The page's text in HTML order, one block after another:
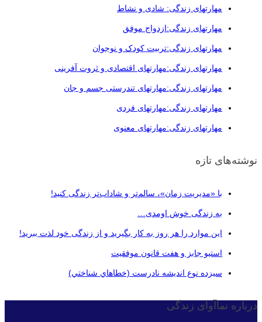
مهارتهای زندگی: شادی و نشاط
مهارتهای زندگی:ازدواج موفق
مهارتهای زندگی:تربیت کودک و نوجوان
مهارتهای زندگی:مهارتهای اقتصادی و ثروت آفرینی
مهارتهای زندگی:مهارتهای تندرستی جسم و جان
مهارتهای زندگی:مهارتهای فردی
مهارتهای زندگی:مهارتهای معنوی
نوشته‌های تازه
با «مدیریت زمان»، سالم‌تر و شاداب‌تر زندگی کنید!
به زندگی خوش اومدی…
این موارد را هر روز به کار بگیرید و از زندگی خود لذت ببرید!
استیو جابز و هفت قانون موفقیت
سيزده نوع انديشه نادرست (خطاهاي شناختي)
درباره نماآوای زندگی